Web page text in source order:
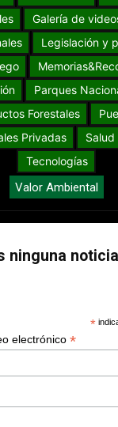
Galería de
Legislación y
Parques
Forestales
Privadas
Salud
Tecnologías
Valor Ambiental
ninguna noticia
*
electrónico *